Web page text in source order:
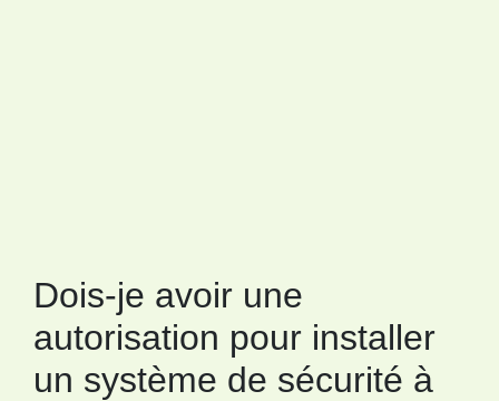
Dois-je avoir une
autorisation pour installer
un système de sécurité à